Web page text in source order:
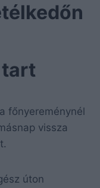
főnyereménynél
vissza
úton